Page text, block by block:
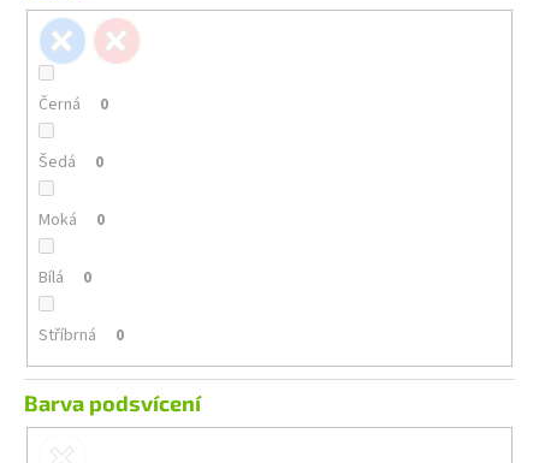
Černá 0
Šedá 0
Moká 0
Bílá 0
Stříbrná 0
Barva podsvícení